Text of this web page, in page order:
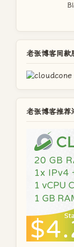
老张博客同款
老张博客推荐